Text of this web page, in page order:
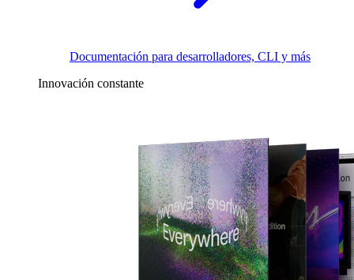
Documentación para desarrolladores, CLI y más
Innovación constante